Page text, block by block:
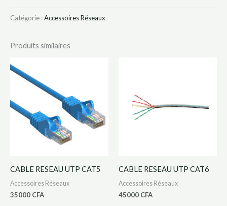
Catégorie :Accessoires Réseaux
Produits similaires
CABLE RESEAU UTP CAT5
Accessoires Réseaux
35000 CFA
CABLE RESEAU UTP CAT6
Accessoires Réseaux
45000 CFA